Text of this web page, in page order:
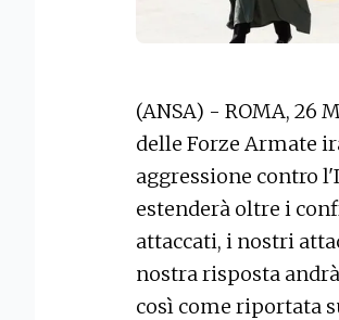
(ANSA) - ROMA, 26
delle Forze Armate
aggressione contro
estenderà oltre i
attaccati, i nostri
nostra risposta
così come riportata